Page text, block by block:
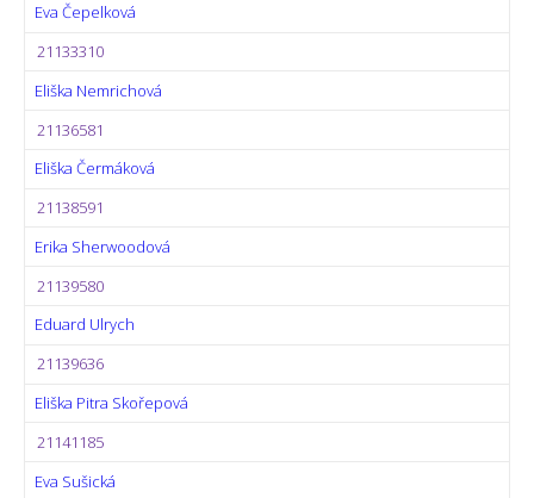
Eva Čepelková
21133310
Eliška Nemrichová
21136581
Eliška Čermáková
21138591
Erika Sherwoodová
21139580
Eduard Ulrych
21139636
Eliška Pitra Skořepová
21141185
Eva Sušická